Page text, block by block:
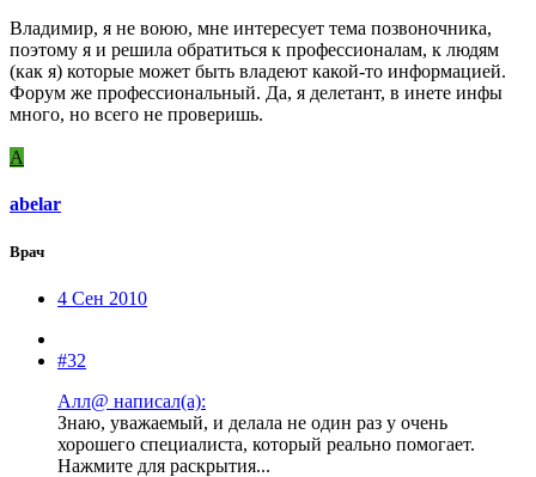
Владимир, я не воюю, мне интересует тема позвоночника,
поэтому я и решила обратиться к профессионалам, к людям
(как я) которые может быть владеют какой-то информацией.
Форум же профессиональный. Да, я делетант, в инете инфы
много, но всего не проверишь.
A
abelar
Врач
4 Сен 2010
#32
Алл@ написал(а):
Знаю, уважаемый, и делала не один раз у очень
хорошего специалиста, который реально помогает.
Нажмите для раскрытия...